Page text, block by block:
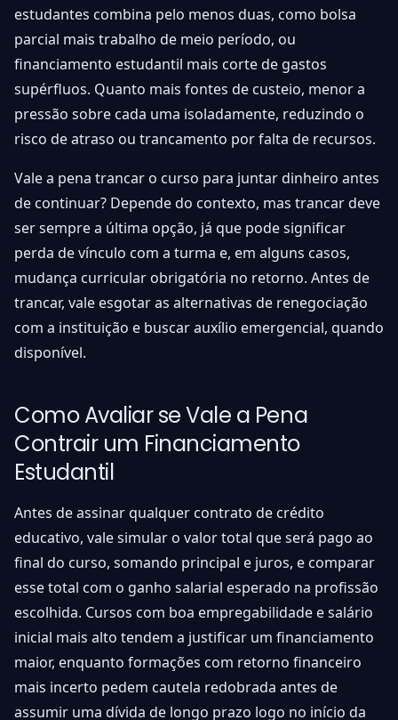
estudantes combina pelo menos duas, como bolsa
parcial mais trabalho de meio período, ou
financiamento estudantil mais corte de gastos
supérfluos. Quanto mais fontes de custeio, menor a
pressão sobre cada uma isoladamente, reduzindo o
risco de atraso ou trancamento por falta de recursos.
Vale a pena trancar o curso para juntar dinheiro antes
de continuar? Depende do contexto, mas trancar deve
ser sempre a última opção, já que pode significar
perda de vínculo com a turma e, em alguns casos,
mudança curricular obrigatória no retorno. Antes de
trancar, vale esgotar as alternativas de renegociação
com a instituição e buscar auxílio emergencial, quando
disponível.
Como Avaliar se Vale a Pena
Contrair um Financiamento
Estudantil
Antes de assinar qualquer contrato de crédito
educativo, vale simular o valor total que será pago ao
final do curso, somando principal e juros, e comparar
esse total com o ganho salarial esperado na profissão
escolhida. Cursos com boa empregabilidade e salário
inicial mais alto tendem a justificar um financiamento
maior, enquanto formações com retorno financeiro
mais incerto pedem cautela redobrada antes de
assumir uma dívida de longo prazo logo no início da